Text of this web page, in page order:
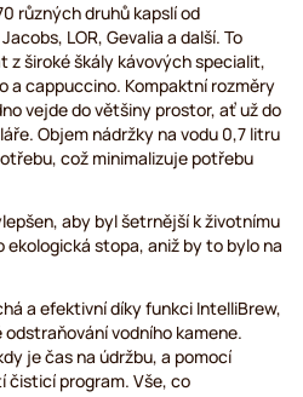
různých druhů kapslí od
LOR, Gevalia a další. To
z široké škály kávových specialit,
a cappuccino. Kompaktní rozměry
vejde do většiny prostor, ať už do
Objem nádržky na vodu 0,7 litru
což minimalizuje potřebu
aby byl šetrnější k životnímu
ekologická stopa, aniž by to bylo na
a efektivní díky funkci IntelliBrew,
vodního kamene.
je čas na údržbu, a pomocí
čisticí program. Vše, co